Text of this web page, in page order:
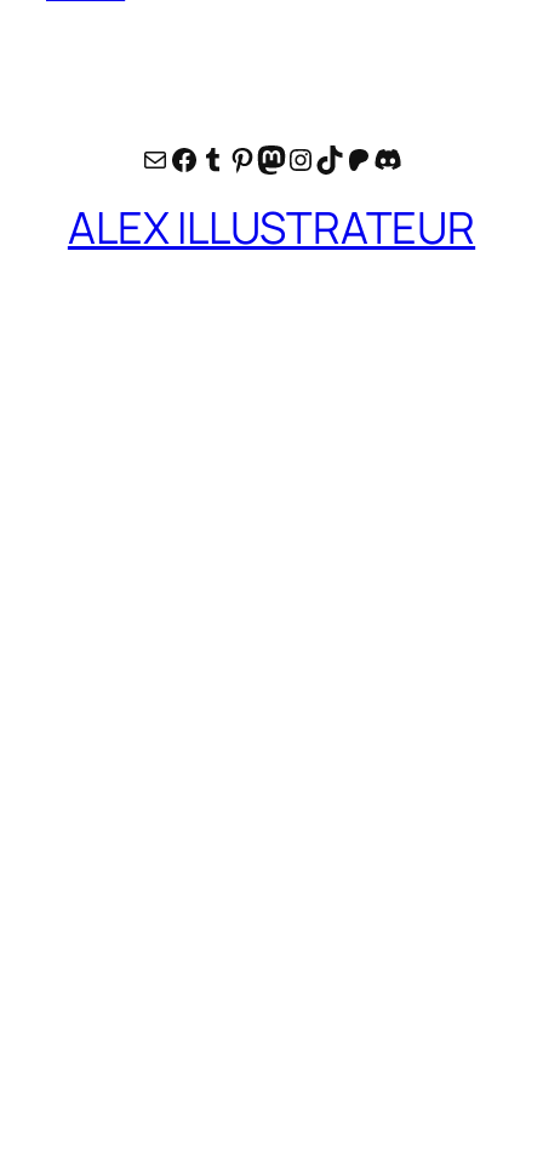
E-mailFacebook
Tumblr
Pinterest
Mastodon
Instagram
TikTok
Patreon
Discord
ALEX ILLUSTRATEUR